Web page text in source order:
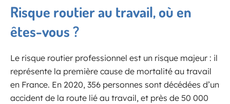
Risque routier au travail, où en
êtes-vous ?
Le risque routier professionnel est un risque majeur : il
représente la première cause de mortalité au travail
en France. En 2020, 356 personnes sont décédées d’un
accident de la route lié au travail, et près de 50 000